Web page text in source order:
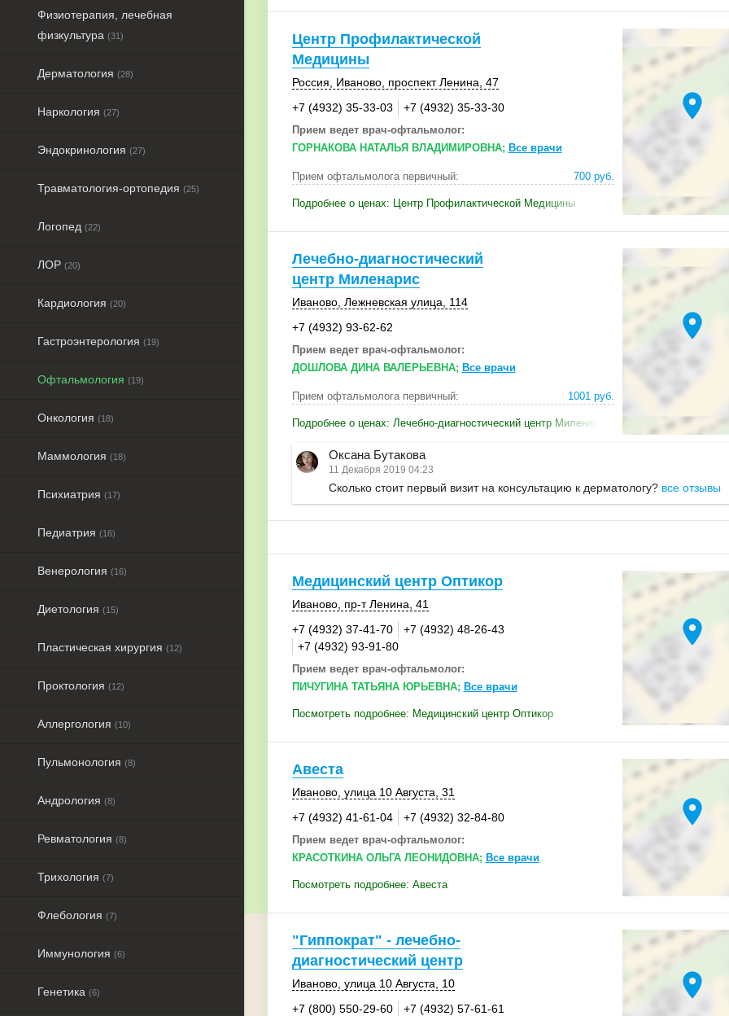
Физиотерапия, лечебная
физкультура (31)
Дерматология (28)
Наркология (27)
Эндокринология (27)
Травматология-ортопедия (25)
Логопед (22)
ЛОР (20)
Кардиология (20)
Гастроэнтерология (19)
Офтальмология (19)
Онкология (18)
Маммология (18)
Психиатрия (17)
Педиатрия (16)
Венерология (16)
Диетология (15)
Пластическая хирургия (12)
Проктология (12)
Аллергология (10)
Пульмонология (8)
Андрология (8)
Ревматология (8)
Трихология (7)
Флебология (7)
Иммунология (6)
Генетика (6)
Центр Профилактической
Медицины
Россия Иваново, проспект Ленина, 47
+7 (4932) 35-33-03
+7 (4932) 35-33-30
Прием ведет врач-офтальмолог:
ГОРНАКОВА НАТАЛЬЯ ВЛАДИМИРОВНА; Все врачи
Прием офтальмолога первичный: 700 руб.
Подробнее о ценах: Центр Профилактической Медицины
location_on
Лечебно-диагностический
центр Миленарис
Иваново, Лежневская улица
114
+7 (4932) 93-62-62
Прием ведет врач-офтальмолог:
ДОШЛОВА ДИНА ВАЛЕРЬЕВНА; Все врачи
Прием офтальмолога первичный: 1001 руб.
Подробнее о ценах: Лечебно-диагностический центр Миленарис
location_on
Оксана Бутакова
11 Декабря 2019 04:23
Сколько стоит первый визит на консультацию к дерматологу? все отзывы
Медицинский центр Оптикор
Иваново, пр-т Ленина, 41
+7 (4932) 37-41-70
+7 (4932) 48-26-43
+7 (4932) 93-91-80
Прием ведет врач-офтальмолог:
ПИЧУГИНА ТАТЬЯНА ЮРЬЕВНА; Все врачи
Посмотреть подробнее: Медицинский центр Оптикор
location_on
Авеста
Иваново, улица 10 Августа, 31
+7 (4932) 41-61-04
+7 (4932) 32-84-80
Прием ведет врач-офтальмолог:
КРАСОТКИНА ОЛЬГА ЛЕОНИДОВНА; Все врачи
Посмотреть подробнее: Авеста
location_on
"Гиппократ" - лечебно-
диагностический центр
Иваново, улица 10 Августа, 10
+7 (800) 550-29-60
+7 (4932) 57-61-61
location_on